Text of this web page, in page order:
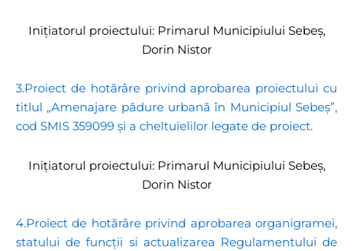
Inițiatorul proiectului: Primarul Municipiului Sebeș,
Dorin Nistor
3.Proiect de hotărâre privind aprobarea proiectului cu
titlul „Amenajare pădure urbană în Municipiul Sebeș”,
cod SMIS 359099 şi a cheltuielilor legate de proiect.
Inițiatorul proiectului: Primarul Municipiului Sebeș,
Dorin Nistor
4.Proiect de hotărâre privind aprobarea organigramei,
statului de funcții si actualizarea Regulamentului de